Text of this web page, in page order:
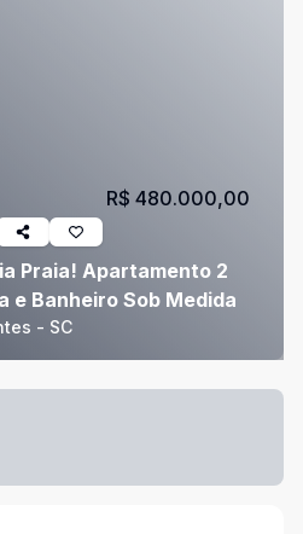
Praia! Apartamento 2
e Banheiro Sob Medida
- SC
R$ 480.000,00